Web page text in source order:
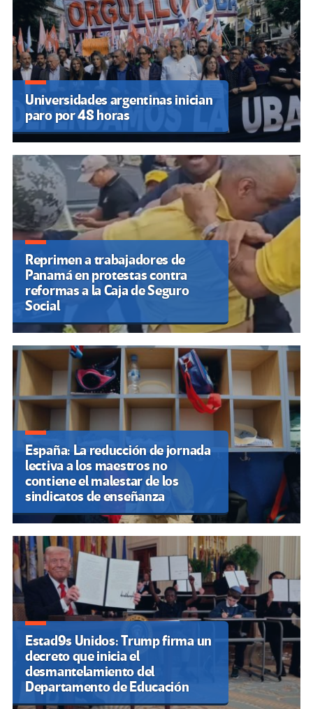
Universidades argentinas inician
paro por 48 horas
Reprimen a trabajadores de
Panamá en protestas contra
reformas a la Caja de Seguro
Social
España: La reducción de jornada
lectiva a los maestros no
contiene el malestar de los
sindicatos de enseñanza
Estad9s Unidos: Trump firma un
decreto que inicia el
desmantelamiento del
Departamento de Educación